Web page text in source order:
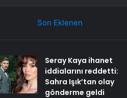
Son Eklenen
Seray Kaya ihanet
iddialarını reddetti:
Sahra Işık’tan olay
gönderme geldi